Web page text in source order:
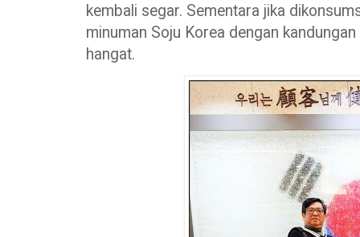
kembali segar. Sementara jika
minuman Soju Korea dengan
hangat.